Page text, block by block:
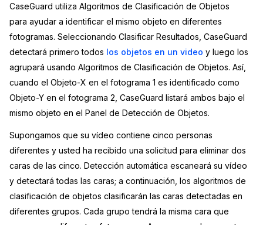
CaseGuard utiliza Algoritmos de Clasificación de Objetos
para ayudar a identificar el mismo objeto en diferentes
fotogramas. Seleccionando Clasificar Resultados, CaseGuard
detectará primero todos los objetos en un video y luego los
agrupará usando Algoritmos de Clasificación de Objetos. Así,
cuando el Objeto-X en el fotograma 1 es identificado como
Objeto-Y en el fotograma 2, CaseGuard listará ambos bajo el
mismo objeto en el Panel de Detección de Objetos.
Supongamos que su vídeo contiene cinco personas
diferentes y usted ha recibido una solicitud para eliminar dos
caras de las cinco. Detección automática escaneará su vídeo
y detectará todas las caras; a continuación, los algoritmos de
clasificación de objetos clasificarán las caras detectadas en
diferentes grupos. Cada grupo tendrá la misma cara que